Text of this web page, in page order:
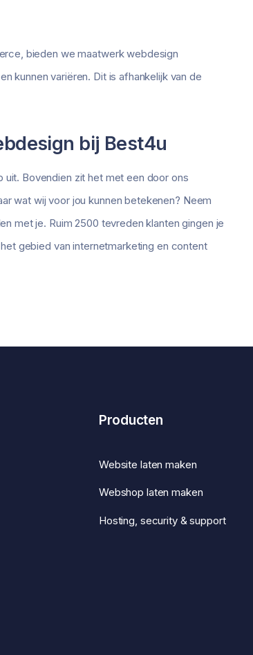
bieden we maatwerk webdesign
kunnen variëren. Dit is afhankelijk van de
bij Best4u
Bovendien zit het met een door ons
wat wij voor jou kunnen betekenen? Neem
met je. Ruim 2500 tevreden klanten gingen je
gebied van internetmarketing en content
Producten
Website laten maken
Webshop laten maken
Hosting, security & support